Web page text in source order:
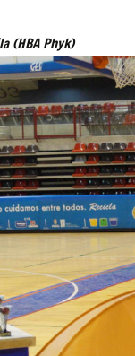
(HBA Phyk)